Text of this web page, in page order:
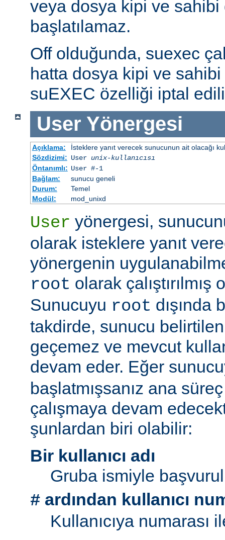
veya dosya kipi ve
başlatılamaz.
Off olduğunda, suexec
hatta dosya kipi ve
suEXEC özelliği iptal
User Yönergesi
Açıklama:
İsteklere yanıt verecek sunucunun ait olacağı
Sözdizimi: User unix-kullanıcısı
Öntanımlı: User #-1
Bağlam:
sunucu geneli
Durum:
Temel
Modül:
mod_unixd
User yönergesi,
olarak isteklere yanıt
yönergenin
root olarak çalıştırılmış
Sunucuyu root dışında
takdirde, sunucu belirtilen
geçemez ve mevcut
devam eder. Eğer
başlatmışsanız ana
çalışmaya devam
şunlardan biri olabilir:
Bir kullanıcı adı
Gruba ismiyle
# ardından kullanıcı
Kullanıcıya numarası